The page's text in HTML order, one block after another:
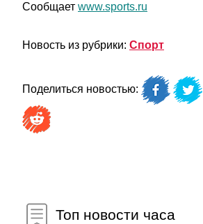
Сообщает www.sports.ru
Новость из рубрики: Спорт
Поделиться новостью:
Топ новости часа